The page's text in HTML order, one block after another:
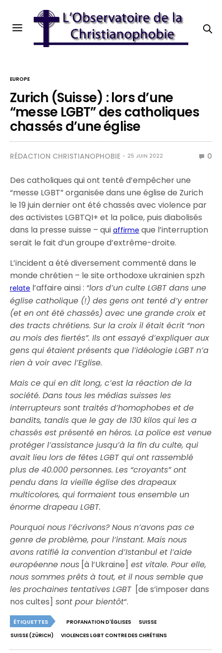
EUROPE
Zurich (Suisse) : lors d’une
“messe LGBT” des catholiques
chassés d’une église
RÉDACTION CHRISTIANOPHOBIE 25 JUIN 2022 0
Des catholiques qui ont tenté d’empêcher une
“messe LGBT” organisée dans une église de Zurich
le 19 juin dernier ont été chassés avec violence par
des activistes LGBTQI+ et la police, puis diabolisés
dans la presse suisse – quiaffirme que l’interruption
serait le fait d’un groupe d’extrême-droite.
L’incident a été diversement commenté dans le
monde chrétien – le site orthodoxe ukrainien spzh
relate l’affaire ainsi : “lors d’un culte LGBT dans une
église catholique (!) des gens ont tenté d’y entrer
(et en ont été chassés) avec une grande croix et
des tracts chrétiens. Sur la croix il était écrit “non
au mois des fiertés”. Ils ont essayé d’expliquer aux
gens qui étaient présents que l’idéologie LGBT n’a
rien à voir avec l’Eglise.
Mais ce qui en dit long, c’est la réaction de la
société. Dans tous les médias suisses les
interrupteurs sont traités d’homophobes et de
bandits, tandis que le gay de 130 kilos qui les a
chassés est présenté en héros. La police est venue
protéger l’assistance jusqu’à la fin du culte, qui
avait lieu lors de fêtes LGBT qui ont rassemblé
plus de 40.000 personnes. Les “croyants” ont
pendu dans la vieille église des drapeaux
multicolores, qui formaient tous ensemble un
énorme drapeau LGBT.
Pourquoi nous l’écrivons? Nous n’avons pas ce
genre de problème, pour l’instant. Mais nous
avons ratifié la convention d’Istanbul et l’aide
européenne nous [à l’Ukraine] est vitale. Pour elle,
nous sommes prêts à tout, et il nous semble que
les prochaines tentatives LGBT[de s’imposer dans
nos cultes] sont pour bientôt“.
ÉTIQUETTES PROFANATION D'ÉGLISES
SUISSE
SUISSE (ZÜRICH)
VIOLENCES LGBT CONTRE DES CHRÉTIENS